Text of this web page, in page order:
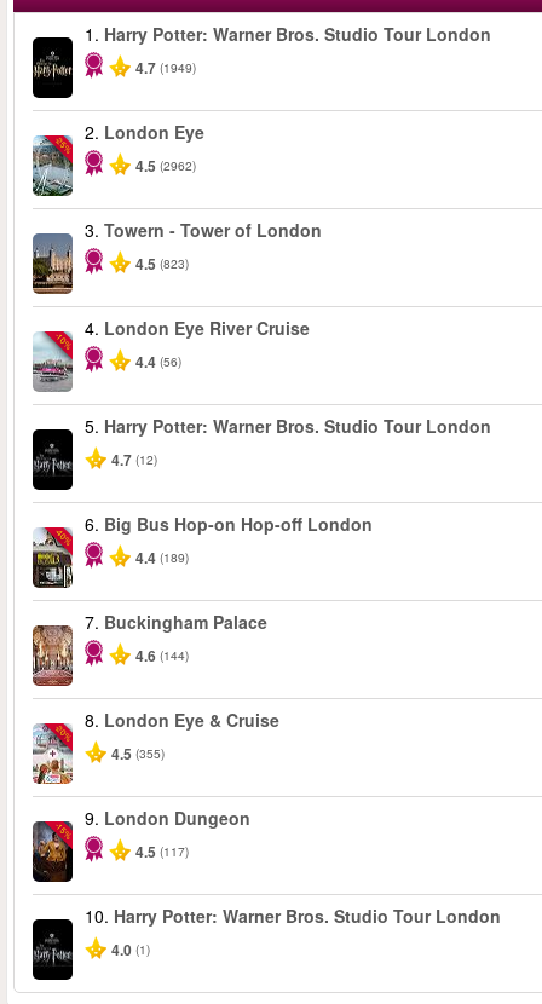
1. Harry Potter: Warner Bros. Studio Tour London
4.7 (1949)
-25%
2. London Eye
4.5 (2962)
3. Towern - Tower of London
4.5 (823)
-10%
4. London Eye River Cruise
4.4 (56)
5. Harry Potter: Warner Bros. Studio Tour London
4.7 (12)
-40%
6. Big Bus Hop-on Hop-off London
4.4 (189)
7. Buckingham Palace
4.6 (144)
-20%
8. London Eye & Cruise
4.5 (355)
-15%
9. London Dungeon
4.5 (117)
10. Harry Potter: Warner Bros. Studio Tour London
4.0 (1)